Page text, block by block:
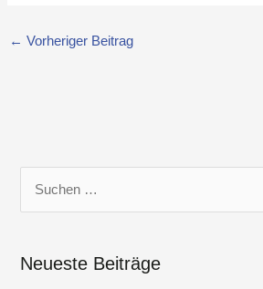
← Vorheriger Beitrag
h
Neueste Beiträge